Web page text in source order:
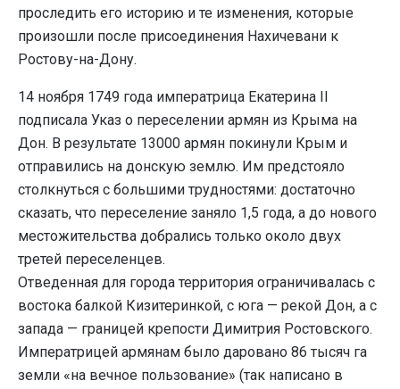
проследить его историю и те изменения, которые
произошли после присоединения Нахичевани к
Ростову-на-Дону.
14 ноября 1749 года императрица Екатерина II
подписала Указ о переселении армян из Крыма на
Дон. В результате 13000 армян покинули Крым и
отправились на донскую землю. Им предстояло
столкнуться с большими трудностями: достаточно
сказать, что переселение заняло 1,5 года, а до нового
местожительства добрались только около двух
третей переселенцев.
Отведенная для города территория ограничивалась с
востока балкой Кизитеринкой, с юга — рекой Дон, а с
запада — границей крепости Димитрия Ростовского.
Императрицей армянам было даровано 86 тысяч га
земли «на вечное пользование» (так написано в